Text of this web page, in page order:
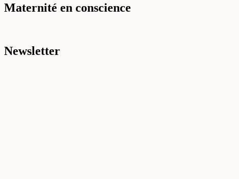
Maternité en conscience
Newsletter